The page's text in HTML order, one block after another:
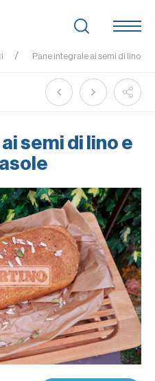
Pane integrale ai semi di lino e
semi di lino e